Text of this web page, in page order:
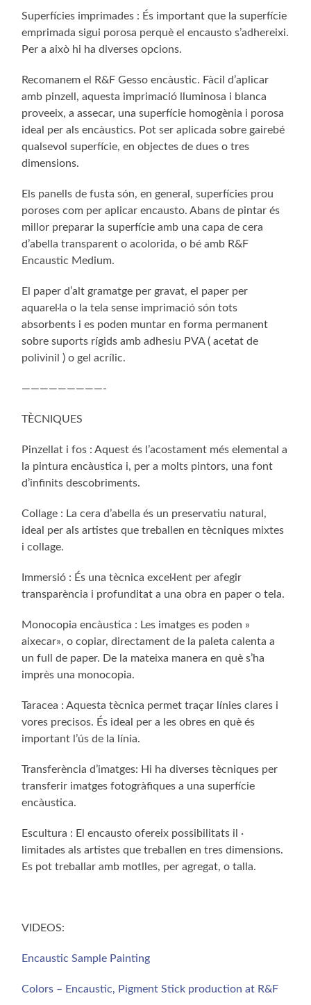
Superfícies imprimades : És important que la superfície
emprimada sigui porosa perquè el encausto s’adhereixi.
Per a això hi ha diverses opcions.
Recomanem el R&F Gesso encàustic. Fàcil d’aplicar
amb pinzell, aquesta imprimació lluminosa i blanca
proveeix, a assecar, una superfície homogènia i porosa
ideal per als encàustics. Pot ser aplicada sobre gairebé
qualsevol superfície, en objectes de dues o tres
dimensions.
Els panells de fusta són, en general, superfícies prou
poroses com per aplicar encausto. Abans de pintar és
millor preparar la superfície amb una capa de cera
d’abella transparent o acolorida, o bé amb R&F
Encaustic Medium.
El paper d’alt gramatge per gravat, el paper per
aquarel·la o la tela sense imprimació són tots
absorbents i es poden muntar en forma permanent
sobre suports rígids amb adhesiu PVA ( acetat de
polivinil ) o gel acrílic.
—————————-
TÈCNIQUES
Pinzellat i fos : Aquest és l’acostament més elemental a
la pintura encàustica i, per a molts pintors, una font
d’infinits descobriments.
Collage : La cera d’abella és un preservatiu natural,
ideal per als artistes que treballen en tècniques mixtes
i collage.
Immersió : És una tècnica excel·lent per afegir
transparència i profunditat a una obra en paper o tela.
Monocopia encàustica : Les imatges es poden »
aixecar», o copiar, directament de la paleta calenta a
un full de paper. De la mateixa manera en què s’ha
imprès una monocopia.
Taracea : Aquesta tècnica permet traçar línies clares i
vores precisos. És ideal per a les obres en què és
important l’ús de la línia.
Transferència d’imatges: Hi ha diverses tècniques per
transferir imatges fotogràfiques a una superfície
encàustica.
Escultura : El encausto ofereix possibilitats il ·
limitades als artistes que treballen en tres dimensions.
Es pot treballar amb motlles, per agregat, o talla.
VIDEOS:
Encaustic Sample Painting
Colors – Encaustic, Pigment Stick production at R&F